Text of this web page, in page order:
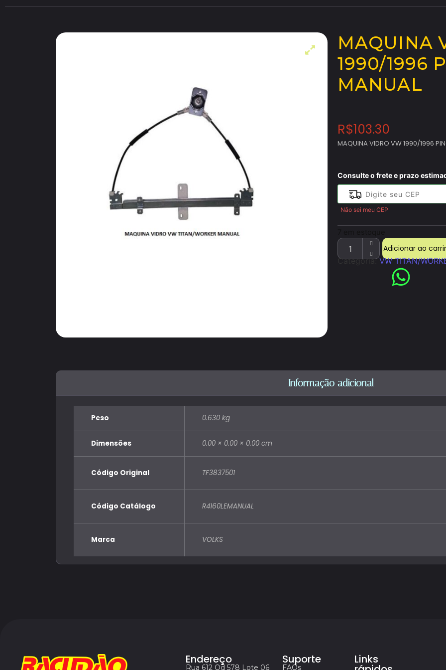
MAQUINA
1990/1996
MANUAL
R$103.30
MAQUINA VIDRO VW 1990/1996
Consulte o frete e prazo
Não sei meu CEP
Adicionar ao
Categoria:VW TITAN/
Informação adicional
Peso 0.630 kg
Dimensões 0.00 × 0.00 × 0.00 cm
Código Original TF3837501
Código Catálogo R4160LEMANUAL
Marca VOLKS
Endereço
Rua 612 Qd 578 Lote 06
Suporte
FAQs
Links